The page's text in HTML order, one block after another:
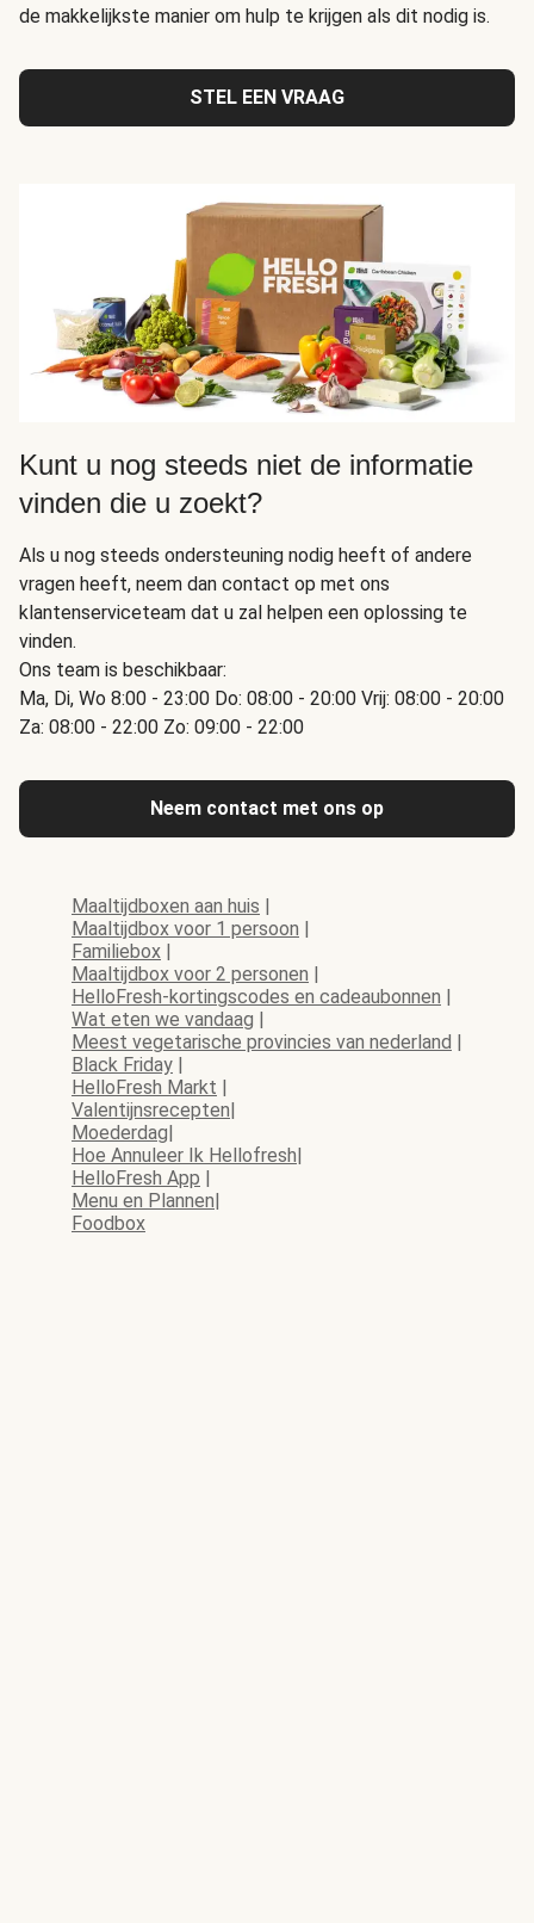
de makkelijkste manier om hulp te krijgen als dit nodig is.
STEL EEN VRAAG
Kunt u nog steeds niet de informatie
vinden die u zoekt?
Als u nog steeds ondersteuning nodig heeft of andere
vragen heeft, neem dan contact op met ons
klantenserviceteam dat u zal helpen een oplossing te
vinden.
Ons team is beschikbaar:
Ma, Di, Wo 8:00 - 23:00 Do: 08:00 - 20:00 Vrij: 08:00 - 20:00
Za: 08:00 - 22:00 Zo: 09:00 - 22:00
Neem contact met ons op
Maaltijdboxen aan huis |
Maaltijdbox voor 1 persoon |
Familiebox |
Maaltijdbox voor 2 personen |
HelloFresh-kortingscodes en cadeaubonnen |
Wat eten we vandaag |
Meest vegetarische provincies van nederland |
Black Friday |
HelloFresh Markt |
Valentijnsrecepten|
Moederdag|
Hoe Annuleer Ik Hellofresh|
HelloFresh App |
Menu en Plannen|
Foodbox